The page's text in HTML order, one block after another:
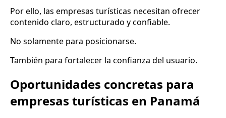
Por ello, las empresas turísticas necesitan ofrecer
contenido claro, estructurado y confiable.
No solamente para posicionarse.
También para fortalecer la confianza del usuario.
Oportunidades concretas para
empresas turísticas en Panamá